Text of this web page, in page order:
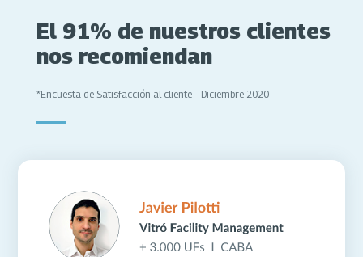
El 91% de nuestros clientes
nos recomiendan
*Encuesta de Satisfacción al cliente – Diciembre 2020